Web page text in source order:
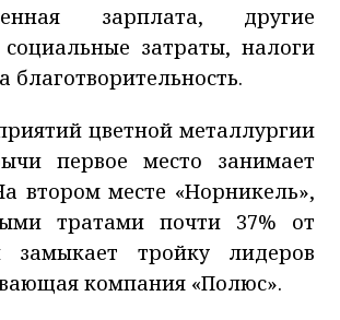
зарплата, другие
затраты, налоги
благотворительность.
цветной металлургии
первое место занимает
втором месте «Норникель»,
тратами почти 37% от
замыкает тройку лидеров
компания «Полюс».